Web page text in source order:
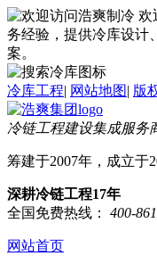
欢
务经验，提供冷库设计
案。
冷库工程| 网站地图| 版
冷链工程建设集成服务
筹建于2007年，成立于
深耕冷链工程17年
全国免费热线：
400-
网站首页